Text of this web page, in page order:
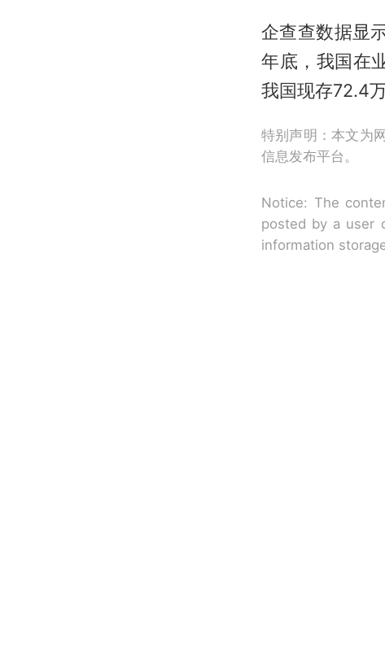
企查查数据显
年底，我国在
我国现存72.4
特别声明：本文为
信息发布平台。
Notice: The
posted by a user
information